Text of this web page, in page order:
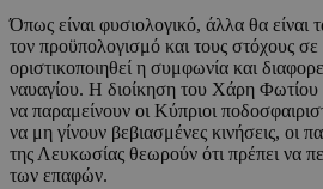
Όπως είναι φυσιολογικό, άλλα θα είναι
τον προϋπολογισμό και τους στόχους
οριστικοποιηθεί η συμφωνία και
ναυαγίου. Η διοίκηση του Χάρη
να παραμείνουν οι Κύπριοι
να μη γίνουν βεβιασμένες κινήσεις, οι
της Λευκωσίας θεωρούν ότι πρέπει να
των επαφών.